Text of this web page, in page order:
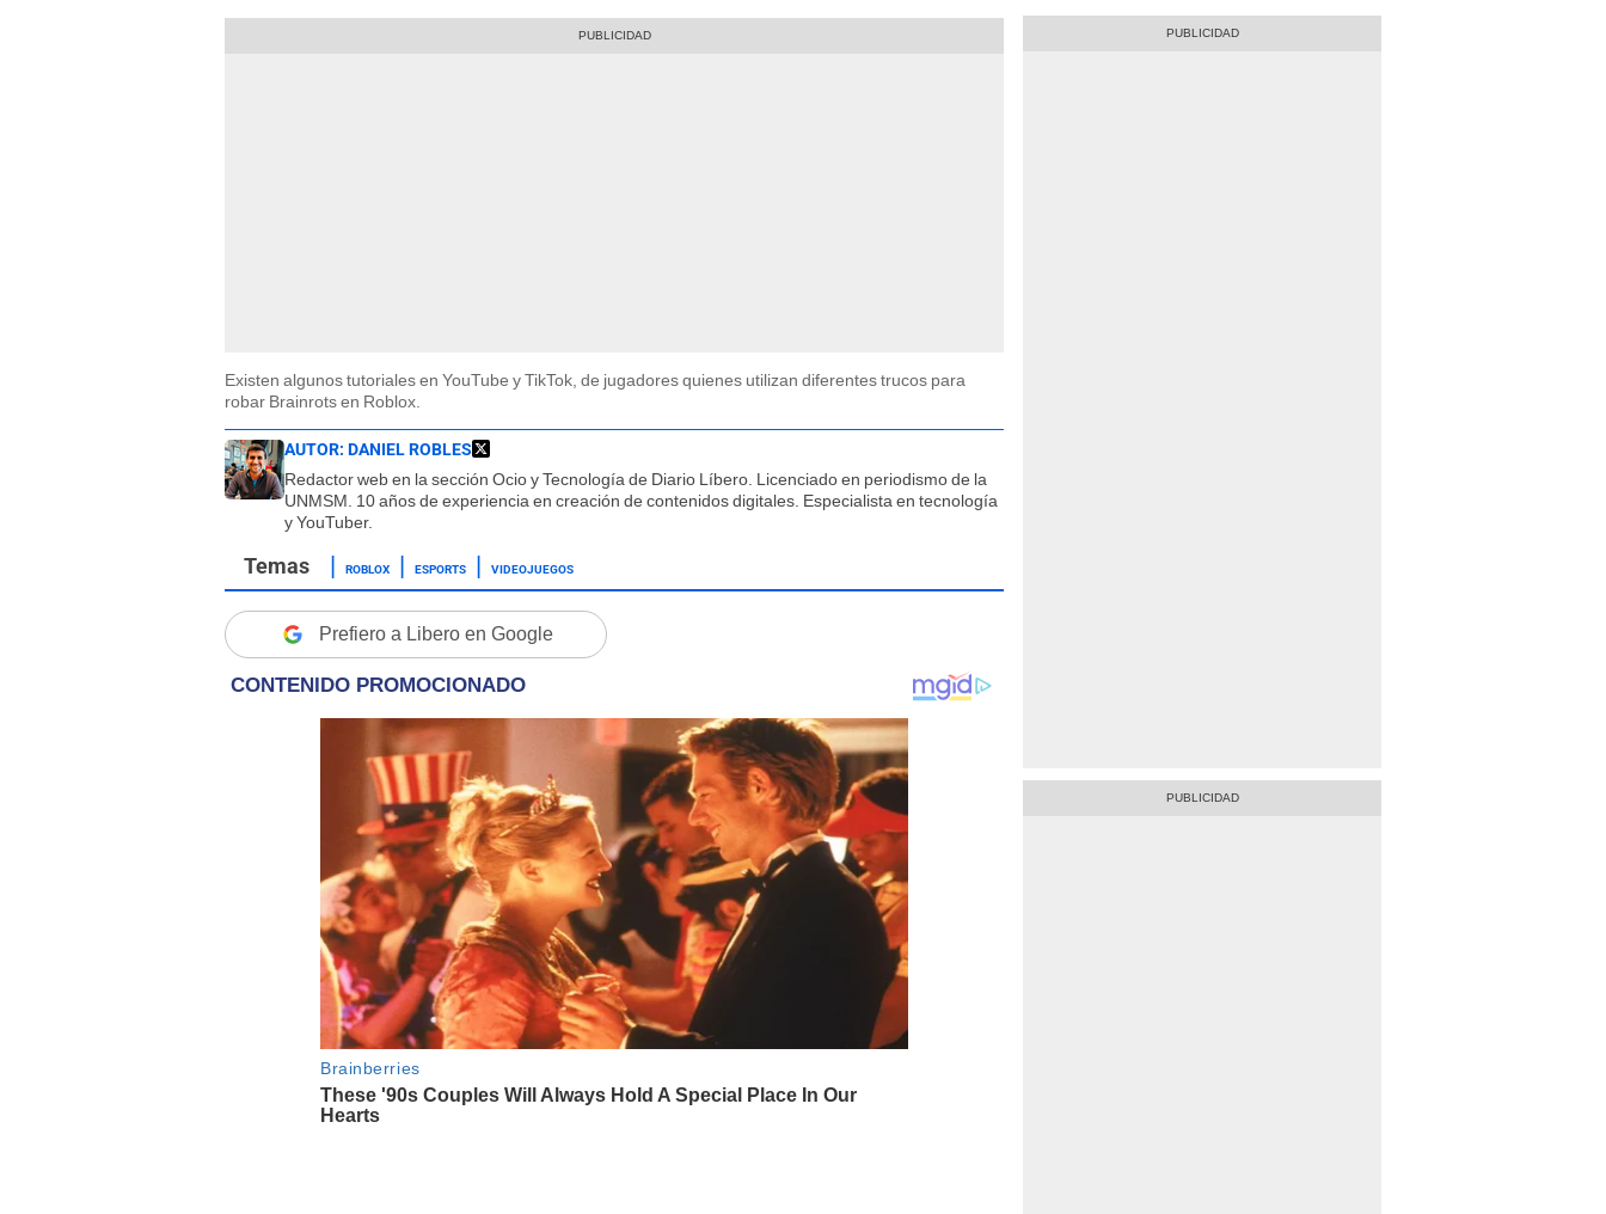
Existen algunos tutoriales en YouTube y TikTok, de jugadores quienes utilizan diferentes trucos para
robar Brainrots en Roblox.
AUTOR: DANIEL ROBLES
Redactor web en la sección Ocio y Tecnología de Diario Líbero. Licenciado en periodismo de la
UNMSM. 10 años de experiencia en creación de contenidos digitales. Especialista en tecnología
y YouTuber.
ROBLOX ESPORTS VIDEOJUEGOS
Prefiero a Libero en Google